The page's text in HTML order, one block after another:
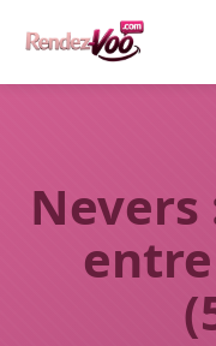
Nevers
entre